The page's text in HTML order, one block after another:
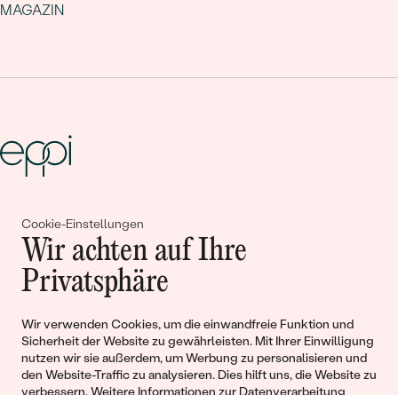
Cookie-Einstellungen
Wir achten auf Ihre
Privatsphäre
Wir verwenden Cookies, um die einwandfreie Funktion und
Sicherheit der Website zu gewährleisten. Mit Ihrer Einwilligung
nutzen wir sie außerdem, um Werbung zu personalisieren und
den Website-Traffic zu analysieren. Dies hilft uns, die Website zu
verbessern. Weitere Informationen zur Datenverarbeitung
MAGAZIN
Gemeinsam erschaffen wir
Geschichten von Schönheit und
Liebe
Begleiten Sie uns!